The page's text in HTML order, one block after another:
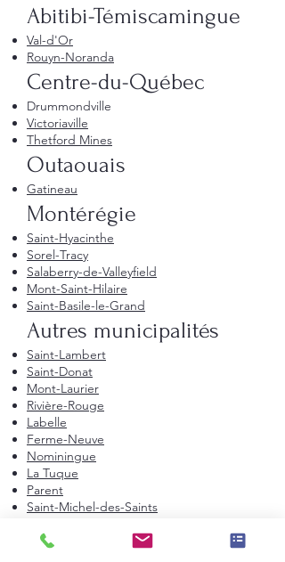
Abitibi-Témiscamingue
Val-d'Or
Rouyn-Noranda
Centre-du-Québec
Drummondville
Victoriaville
Thetford Mines
Outaouais
Gatineau
Montérégie
Saint-Hyacinthe
Sorel-Tracy
Salaberry-de-Valleyfield
Mont-Saint-Hilaire
Saint-Basile-le-Grand
Autres municipalités
Saint-Lambert
Saint-Donat
Mont-Laurier
Rivière-Rouge
Labelle
Ferme-Neuve
Nominingue
La Tuque
Parent
Saint-Michel-des-Saints
Lac-Mégantic